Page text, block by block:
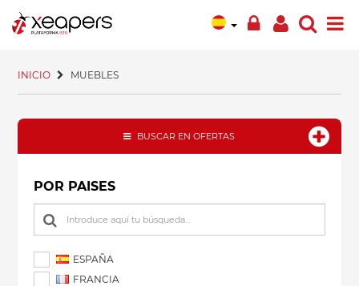
INICIO MUEBLES
BUSCAR EN OFERTAS
POR PAISES
ESPAÑA
FRANCIA